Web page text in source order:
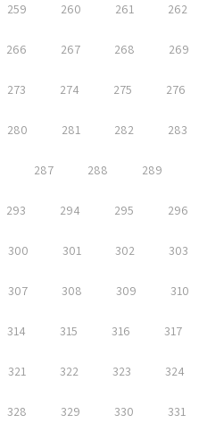
259 260 261 262
266 267 268 269
273 274 275 276
280 281 282 283
287 288 289
293 294 295 296
300 301 302 303
307 308 309 310
314 315 316 317
321 322 323 324
328 329 330 331